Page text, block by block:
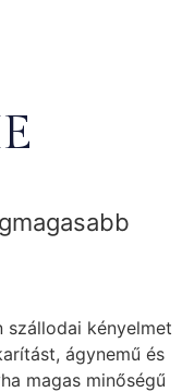
szállodai kényelmet
ágynemű és
magas minőségű